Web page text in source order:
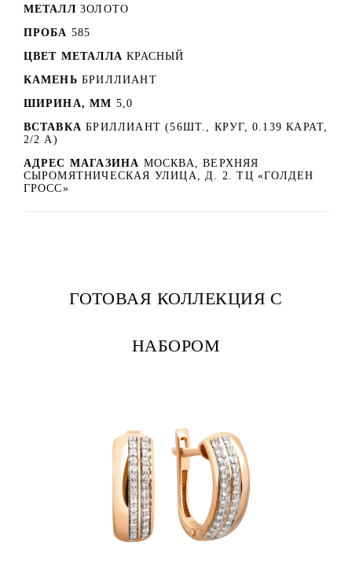
МЕТАЛЛ ЗОЛОТО
ПРОБА 585
ЦВЕТ МЕТАЛЛА КРАСНЫЙ
КАМЕНЬ БРИЛЛИАНТ
ШИРИНА, ММ 5,0
ВСТАВКА БРИЛЛИАНТ (56ШТ., КРУГ, 0.139 КАРАТ,
2/2 А)
АДРЕС МАГАЗИНА МОСКВА, ВЕРХНЯЯ
СЫРОМЯТНИЧЕСКАЯ УЛИЦА, Д. 2. ТЦ «ГОЛДЕН
ГРОСС»
ГОТОВАЯ КОЛЛЕКЦИЯ С
НАБОРОМ